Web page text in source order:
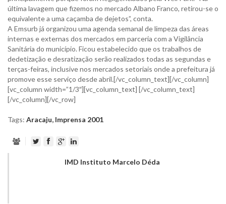
última lavagem que fizemos no mercado Albano Franco, retirou-se o
equivalente a uma caçamba de dejetos”, conta.
A Emsurb já organizou uma agenda semanal de limpeza das áreas
internas e externas dos mercados em parceria com a Vigilância
Sanitária do município. Ficou estabelecido que os trabalhos de
dedetização e desratização serão realizados todas as segundas e
terças-feiras, inclusive nos mercados setoriais onde a prefeitura já
promove esse serviço desde abril.[/vc_column_text][/vc_column]
[vc_column width=”1/3″][vc_column_text] [/vc_column_text]
[/vc_column][/vc_row]
Tags: Aracaju, Imprensa 2001
IMD Instituto Marcelo Déda